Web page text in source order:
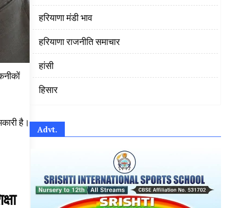
है।
हरियाणा मंडी भाव
हरियाणा राजनीति समाचार
हांसी
हिसार
Advt.